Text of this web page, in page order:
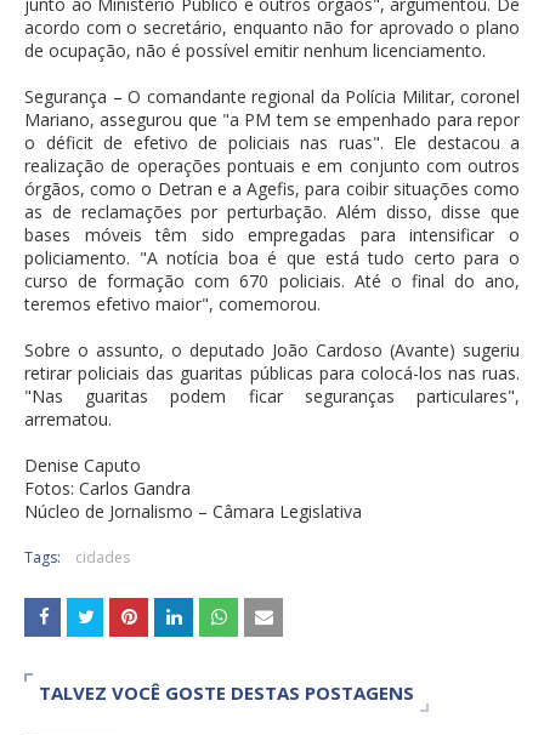
junto ao Ministério Público e outros órgãos", argumentou. De
acordo com o secretário, enquanto não for aprovado o plano
de ocupação, não é possível emitir nenhum licenciamento.
Segurança – O comandante regional da Polícia Militar, coronel
Mariano, assegurou que "a PM tem se empenhado para repor
o déficit de efetivo de policiais nas ruas". Ele destacou a
realização de operações pontuais e em conjunto com outros
órgãos, como o Detran e a Agefis, para coibir situações como
as de reclamações por perturbação. Além disso, disse que
bases móveis têm sido empregadas para intensificar o
policiamento. "A notícia boa é que está tudo certo para o
curso de formação com 670 policiais. Até o final do ano,
teremos efetivo maior", comemorou.
Sobre o assunto, o deputado João Cardoso (Avante) sugeriu
retirar policiais das guaritas públicas para colocá-los nas ruas.
"Nas guaritas podem ficar seguranças particulares",
arrematou.
Denise Caputo
Fotos: Carlos Gandra
Núcleo de Jornalismo – Câmara Legislativa
Tags: cidades
TALVEZ VOCÊ GOSTE DESTAS POSTAGENS